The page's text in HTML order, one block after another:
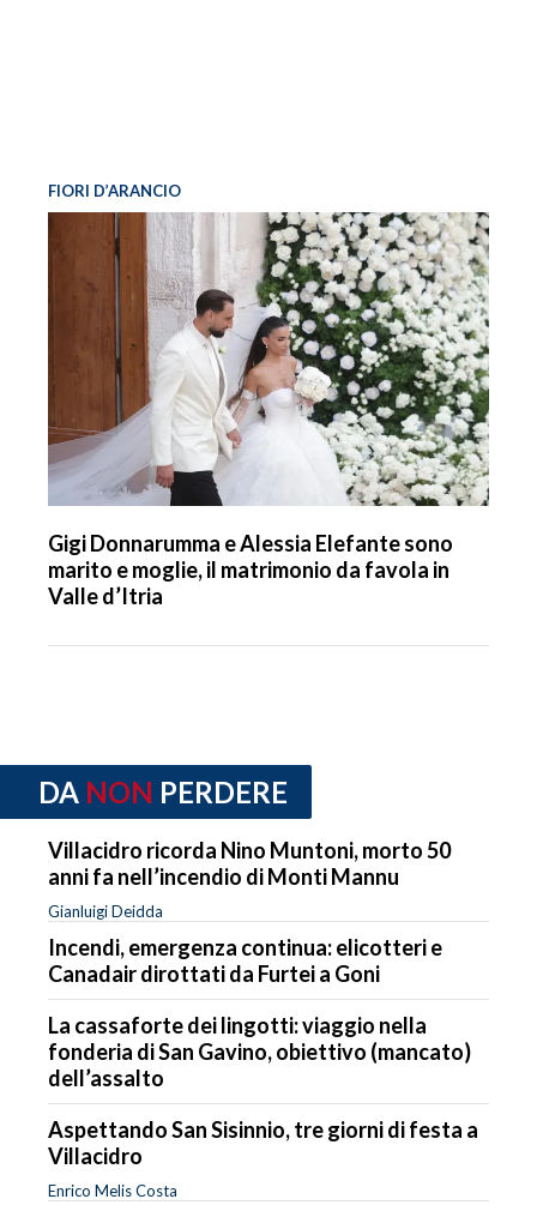
FIORI D’ARANCIO
Gigi Donnarumma e Alessia Elefante sono
marito e moglie, il matrimonio da favola in
Valle d’Itria
DA NON PERDERE
Villacidro ricorda Nino Muntoni, morto 50
anni fa nell’incendio di Monti Mannu
Gianluigi Deidda
Incendi, emergenza continua: elicotteri e
Canadair dirottati da Furtei a Goni
La cassaforte dei lingotti: viaggio nella
fonderia di San Gavino, obiettivo (mancato)
dell’assalto
Aspettando San Sisinnio, tre giorni di festa a
Villacidro
Enrico Melis Costa